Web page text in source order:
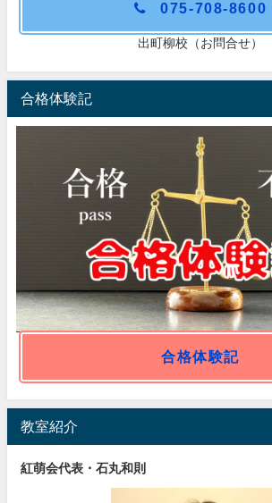
075-708-8600
出町柳校（お問合せ）
合格体験記
合格体験記
教室紹介
紅萌会代表・石丸和則